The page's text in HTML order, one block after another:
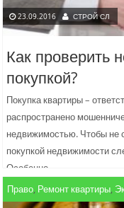
23.09.2016 СТРОЙ СЛ
Как проверить
покупкой?
Покупка квартиры –
распространено
недвижимостью. Чтобы не
покупкой недвижимости
Особенно...
Право, Ремонт квартиры,